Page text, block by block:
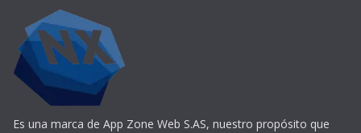
Es una marca de App Zone Web S.AS, nuestro propósito que